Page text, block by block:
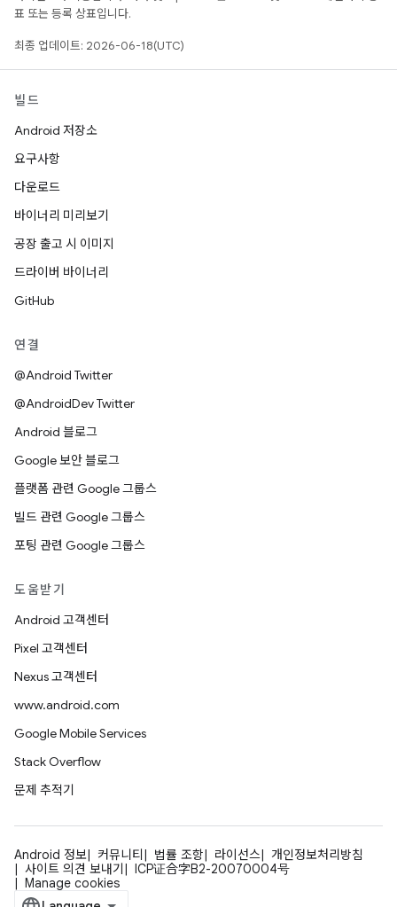
표 또는 등록 상표입니다.
최종 업데이트: 2026-06-18(UTC)
빌드
Android 저장소
요구사항
다운로드
바이너리 미리보기
공장 출고 시 이미지
드라이버 바이너리
GitHub
연결
@Android Twitter
@AndroidDev Twitter
Android 블로그
Google 보안 블로그
플랫폼 관련 Google 그룹스
빌드 관련 Google 그룹스
포팅 관련 Google 그룹스
도움받기
Android 고객센터
Pixel 고객센터
Nexus 고객센터
www.android.com
Google Mobile Services
Stack Overflow
문제 추적기
Android 정보 커뮤니티 법률 조항 라이선스
개인정보처리방침
사이트 의견 보내기
ICP证合字B2-20070004号
Manage cookies